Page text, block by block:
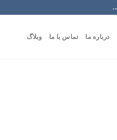
درباره ما تماس با ما وبلاگ